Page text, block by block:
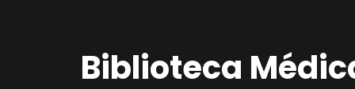
Biblioteca